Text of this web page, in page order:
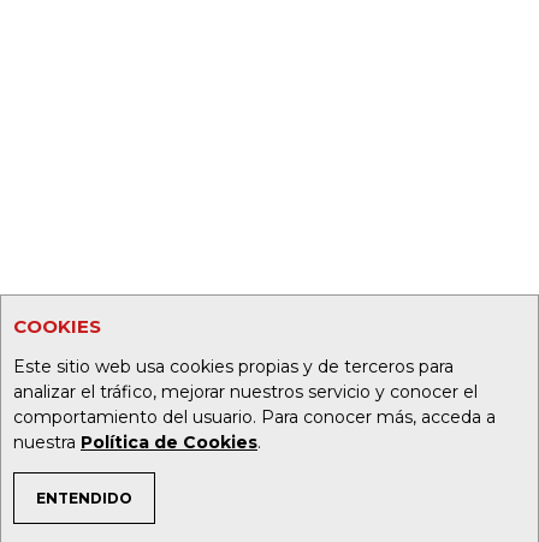
COOKIES
Este sitio web usa cookies propias y de terceros para
analizar el tráfico, mejorar nuestros servicio y conocer el
comportamiento del usuario. Para conocer más, acceda a
nuestra Política de Cookies.
ENTENDIDO
TEMAS DE INTERÉS